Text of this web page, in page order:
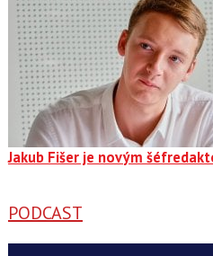
Jakub Fišer je novým
PODCAST